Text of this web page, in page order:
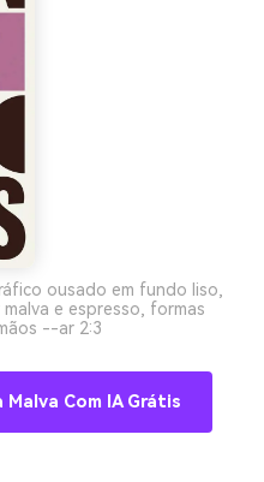
ousado em fundo liso,
e espresso, formas
--ar 2:3
Com IA Grátis